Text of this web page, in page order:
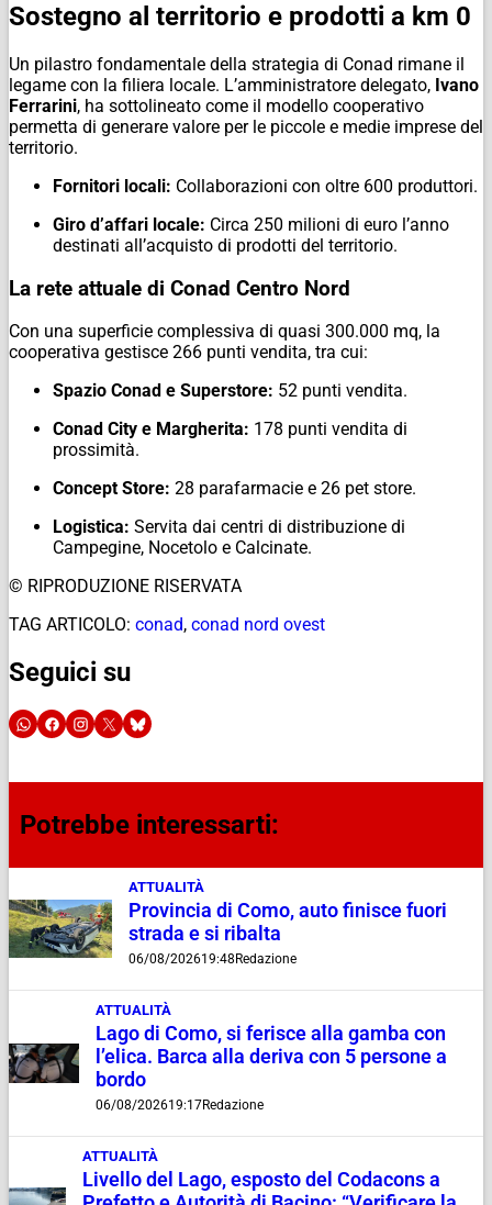
Sostegno al territorio e prodotti a km 0
Un pilastro fondamentale della strategia di Conad rimane il
legame con la filiera locale. L’amministratore delegato, Ivano
Ferrarini, ha sottolineato come il modello cooperativo
permetta di generare valore per le piccole e medie imprese del
territorio.
Fornitori locali: Collaborazioni con oltre 600 produttori.
Giro d’affari locale: Circa 250 milioni di euro l’anno
destinati all’acquisto di prodotti del territorio.
La rete attuale di Conad Centro Nord
Con una superficie complessiva di quasi 300.000 mq, la
cooperativa gestisce 266 punti vendita, tra cui:
Spazio Conad e Superstore: 52 punti vendita.
Conad City e Margherita: 178 punti vendita di
prossimità.
Concept Store: 28 parafarmacie e 26 pet store.
Logistica: Servita dai centri di distribuzione di
Campegine, Nocetolo e Calcinate.
© RIPRODUZIONE RISERVATA
TAG ARTICOLO: conad, conad nord ovest
Seguici su
Potrebbe interessarti:
ATTUALITÀ
Provincia di Como, auto finisce fuori
strada e si ribalta
06/08/202619:48 Redazione
ATTUALITÀ
Lago di Como, si ferisce alla gamba con
l’elica. Barca alla deriva con 5 persone a
bordo
06/08/202619:17Redazione
ATTUALITÀ
Livello del Lago, esposto del Codacons a